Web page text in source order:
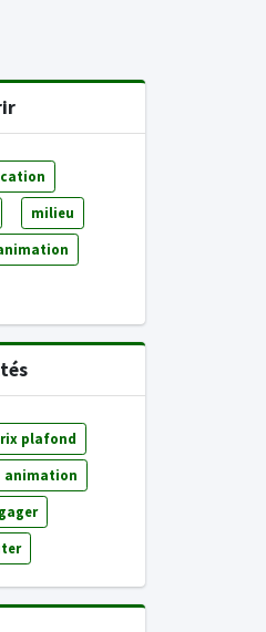
milieu
plafond
animation